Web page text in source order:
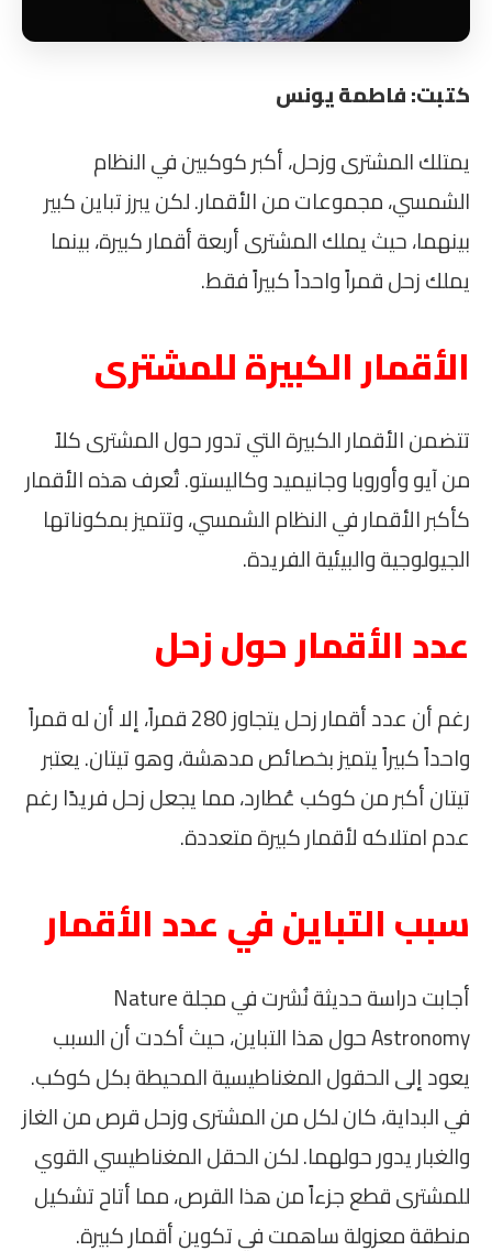
كتبت: فاطمة يونس
يمتلك المشترى وزحل، أكبر كوكبين في النظام
الشمسي، مجموعات من الأقمار. لكن يبرز تباين كبير
بينهما، حيث يملك المشترى أربعة أقمار كبيرة، بينما
يملك زحل قمراً واحداً كبيراً فقط.
الأقمار الكبيرة للمشترى
تتضمن الأقمار الكبيرة التي تدور حول المشترى كلاً
من آيو وأوروبا وجانيميد وكاليستو. تُعرف هذه الأقمار
كأكبر الأقمار في النظام الشمسي، وتتميز بمكوناتها
الجيولوجية والبيئية الفريدة.
عدد الأقمار حول زحل
رغم أن عدد أقمار زحل يتجاوز 280 قمراً، إلا أن له قمراً
واحداً كبيراً يتميز بخصائص مدهشة، وهو تيتان. يعتبر
تيتان أكبر من كوكب عُطارد، مما يجعل زحل فريدًا رغم
عدم امتلاكه لأقمار كبيرة متعددة.
سبب التباين في عدد الأقمار
أجابت دراسة حديثة نُشرت في مجلة Nature
Astronomy حول هذا التباين، حيث أكدت أن السبب
يعود إلى الحقول المغناطيسية المحيطة بكل كوكب.
في البداية، كان لكل من المشترى وزحل قرص من الغاز
والغبار يدور حولهما. لكن الحقل المغناطيسي القوي
للمشترى قطع جزءاً من هذا القرص، مما أتاح تشكيل
منطقة معزولة ساهمت في تكوين أقمار كبيرة.